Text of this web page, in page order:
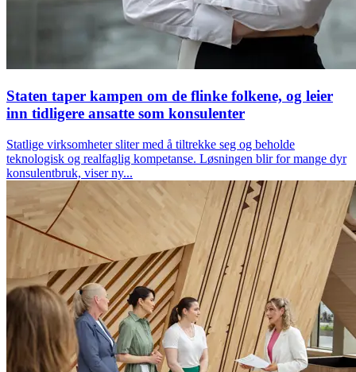
Staten taper kampen om de flinke folkene, og leier
inn tidligere ansatte som konsulenter
Statlige virksomheter sliter med å tiltrekke seg og beholde
teknologisk og realfaglig kompetanse. Løsningen blir for mange dyr
konsulentbruk, viser ny...